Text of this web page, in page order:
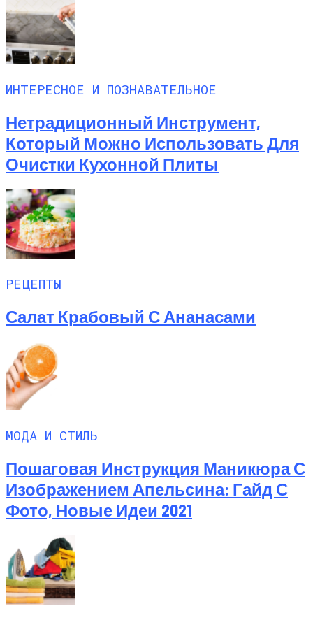
ИНТЕРЕСНОЕ И ПОЗНАВАТЕЛЬНОЕ
Нетрадиционный Инструмент,
Который Можно Использовать Для
Очистки Кухонной Плиты
РЕЦЕПТЫ
Салат Крабовый С Ананасами
МОДА И СТИЛЬ
Пошаговая Инструкция Маникюра С
Изображением Апельсина: Гайд С
Фото, Новые Идеи 2021